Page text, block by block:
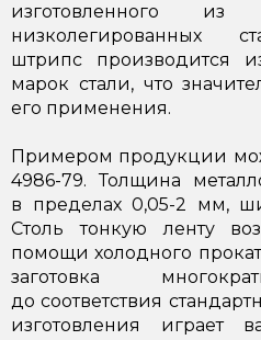
изготовленного из
низколегированных
штрипс производится
марок стали, что
его применения.
Примером продукции
4986-79. Толщина
в пределах 0,05-2 мм,
Столь тонкую ленту
помощи холодного
заготовка
до соответствия
изготовления играет